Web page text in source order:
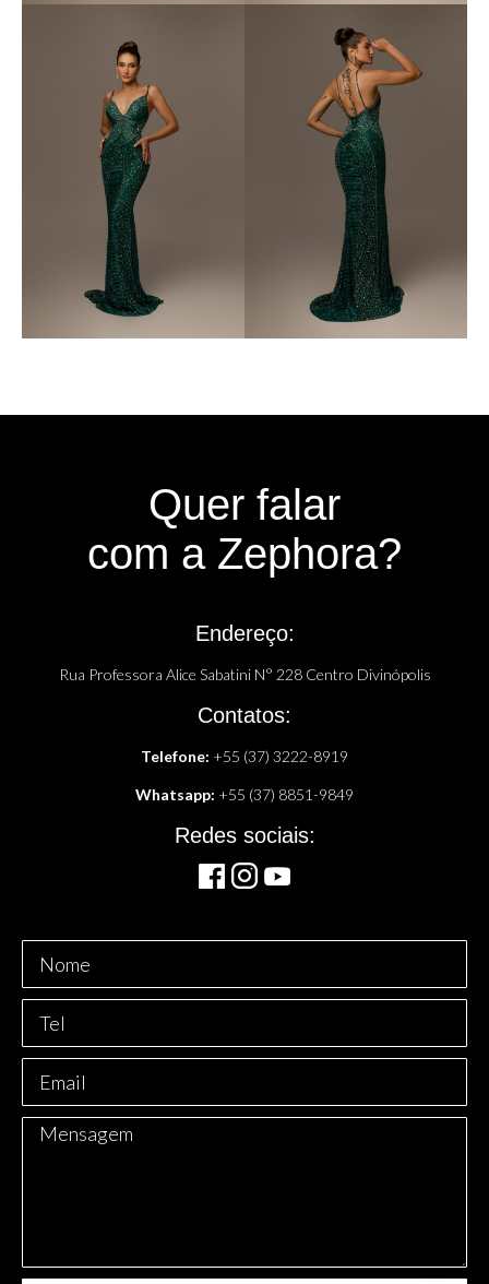
Quer falar
com a Zephora?
Endereço:
Rua Professora Alice Sabatini N° 228 Centro Divinópolis
Contatos:
Telefone: +55 (37) 3222-8919
Whatsapp: +55 (37) 8851-9849
Redes sociais:
Mensagem